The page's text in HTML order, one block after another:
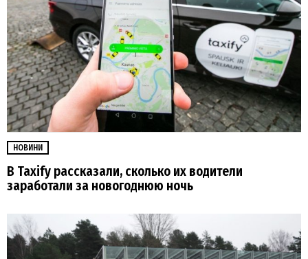
НОВИНИ
В Taxify рассказали, сколько их водители
заработали за новогоднюю ночь